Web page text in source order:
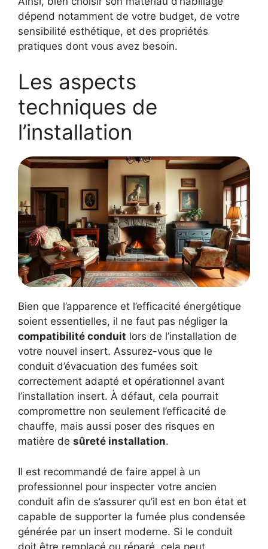
dépend notamment de votre budget, de votre
sensibilité esthétique, et des propriétés
pratiques dont vous avez besoin.
Les aspects
techniques de
l’installation
Bien que l’apparence et l’efficacité énergétique
soient essentielles, il ne faut pas négliger la
compatibilité conduit lors de l’installation de
votre nouvel insert. Assurez-vous que le
conduit d’évacuation des fumées soit
correctement adapté et opérationnel avant
l’installation insert. À défaut, cela pourrait
compromettre non seulement l’efficacité de
chauffe, mais aussi poser des risques en
matière de sûreté installation.
Il est recommandé de faire appel à un
professionnel pour inspecter votre ancien
conduit afin de s’assurer qu’il est en bon état et
capable de supporter la fumée plus condensée
générée par un insert moderne. Si le conduit
doit être remplacé ou réparé, cela peut